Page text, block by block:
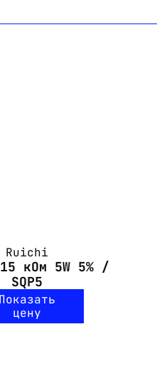
Ruichi
кОм 5W 5% /
SQP5
Показать
цену